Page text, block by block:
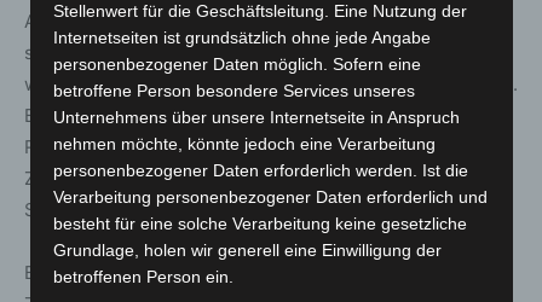
Auch Einsatzkräfte von Feuerwehr und Rettungsdiensten
sind weiterhin Ziel von Gewalt. Bei der Feuerwehr
wurden 683 Fälle mit 1.012 betroffenen Personen erfasst.
Bei sonstigen Rettungskräften, darunter vor allem
Rettungsdienste und das Technische Hilfswerk, lag die
Zahl der Opfer bei 2.916 und damit auf dem höchsten
Stand seit 2018.
Bundesinnenminister Alexander Dobrindt sieht in den
Stellenwert für die Geschäftsleitung. Eine Nutzung der
Internetseiten ist grundsätzlich ohne jede Angabe
personenbezogener Daten möglich. Sofern eine
betroffene Person besondere Services unseres
Unternehmens über unsere Internetseite in Anspruch
nehmen möchte, könnte jedoch eine Verarbeitung
personenbezogener Daten erforderlich werden. Ist die
Verarbeitung personenbezogener Daten erforderlich und
besteht für eine solche Verarbeitung keine gesetzliche
Grundlage, holen wir generell eine Einwilligung der
betroffenen Person ein.